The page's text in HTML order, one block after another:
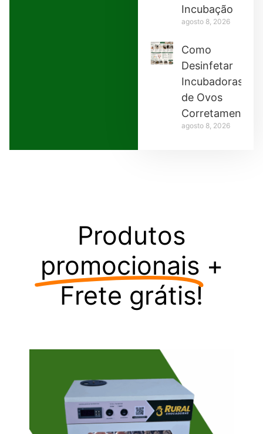
Incubação
agosto 8, 2026
Como
Desinfetar
Incubadoras
de Ovos
Corretamente
agosto 8, 2026
Produtos
promocionais +
Frete grátis!